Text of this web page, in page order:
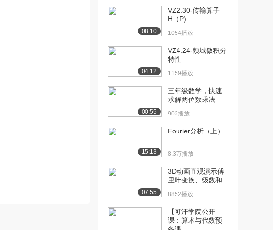
[10] VZ3.06-斐波那契
1252播放
04:18
[11] VZ3.07-简单空运控制
03:22
[12] VZ3.08- RC取样输入
07:47
[13] VZ3.09- Matlab求解
03:17
[14] VZ3.10-离散信号表示 待播放
[15] VZ3.11-单位脉冲序列
1055播放
[16] VZ3.12-单位阶跃序列
08:10
VZ2.30-传输算子
H（P)
1054播放
04:12
VZ4.24-频域微积分
特性
1159播放
00:55
三年级数学，快速
求解两位数乘法
902播放
15:13
Fourier分析（上）
8.3万播放
07:55
3D动画直观演示傅
里叶变换、级数和...
8852播放
【可汗学院公开
课：算术与代数预